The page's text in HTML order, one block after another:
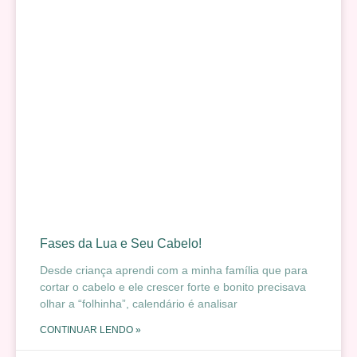
Fases da Lua e Seu Cabelo!
Desde criança aprendi com a minha família que para
cortar o cabelo e ele crescer forte e bonito precisava
olhar a “folhinha”, calendário é analisar
CONTINUAR LENDO »